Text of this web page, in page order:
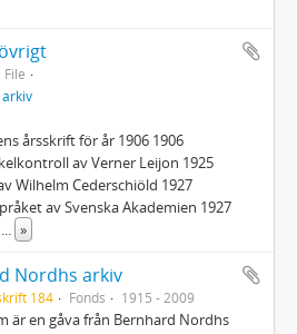
File
årsskrift för år 1906 1906
av Verner Leijon 1925
Wilhelm Cederschiöld 1927
av Svenska Akademien 1927
»
Nordhs arkiv
184 Fonds 1915 - 2009
är en gåva från Bernhard Nordhs